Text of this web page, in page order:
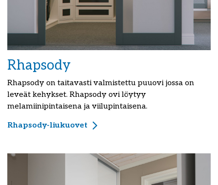
Rhapsody
Rhapsody on taitavasti valmistettu puuovi jossa on
leveät kehykset. Rhapsody ovi löytyy
melamiinipintaisena ja viilupintaisena.
Rhapsody-liukuovet